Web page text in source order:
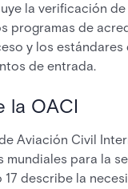
la verificación
programas de
y los estándares
de entrada.
la OACI
Aviación Civil
mundiales para la
17 describe la